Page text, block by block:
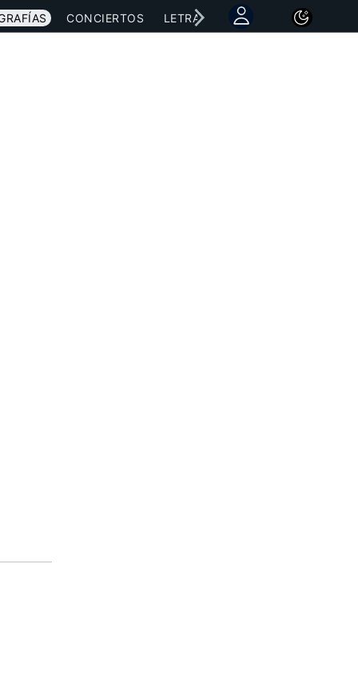
CONCIERTOS LETRAS NOTICIAS